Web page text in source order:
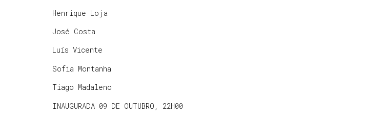
Henrique Loja
José Costa
Luís Vicente
Sofia Montanha
Tiago Madaleno
INAUGURADA 09 DE OUTUBRO, 22H00